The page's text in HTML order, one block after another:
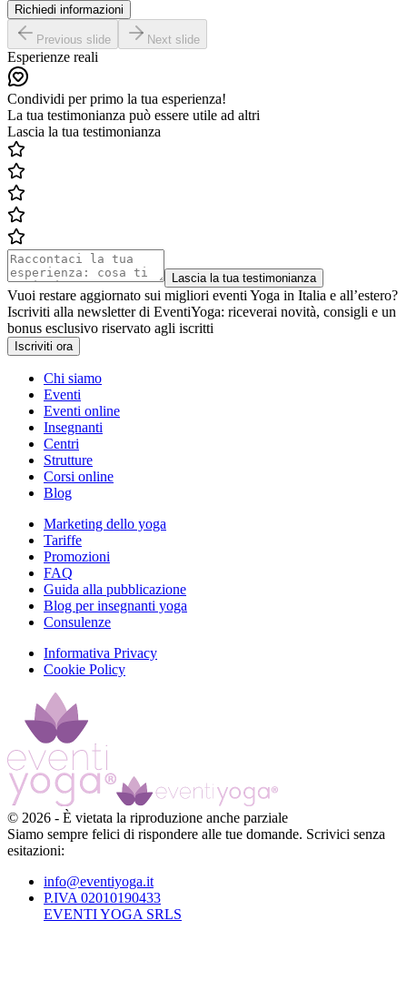
Richiedi informazioni
Previous slide Next slide
Esperienze reali
Condividi per primo la tua esperienza!
La tua testimonianza può essere utile ad altri
Lascia la tua testimonianza
Lascia la tua testimonianza
Vuoi restare aggiornato sui migliori eventi Yoga in Italia e all’estero?
Iscriviti alla newsletter di EventiYoga: riceverai novità, consigli e un
bonus esclusivo riservato agli iscritti
Iscriviti ora
Chi siamo
Eventi
Eventi online
Insegnanti
Centri
Strutture
Corsi online
Blog
Marketing dello yoga
Tariffe
Promozioni
FAQ
Guida alla pubblicazione
Blog per insegnanti yoga
Consulenze
Informativa Privacy
Cookie Policy
© 2026 - È vietata la riproduzione anche parziale
Siamo sempre felici di rispondere alle tue domande. Scrivici senza
esitazioni:
info@eventiyoga.it
P.IVA 02010190433
EVENTI YOGA SRLS